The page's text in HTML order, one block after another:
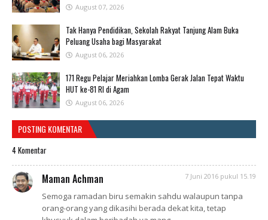
August 07, 2026
Tak Hanya Pendidikan, Sekolah Rakyat Tanjung Alam Buka
Peluang Usaha bagi Masyarakat
August 06, 2026
171 Regu Pelajar Meriahkan Lomba Gerak Jalan Tepat Waktu
HUT ke-81 RI di Agam
August 06, 2026
POSTING KOMENTAR
4 Komentar
Maman Achman 7 Juni 2016 pukul 15.19
Semoga ramadan biru semakin sahdu walaupun tanpa
orang-orang yang dikasihi berada dekat kita, tetap